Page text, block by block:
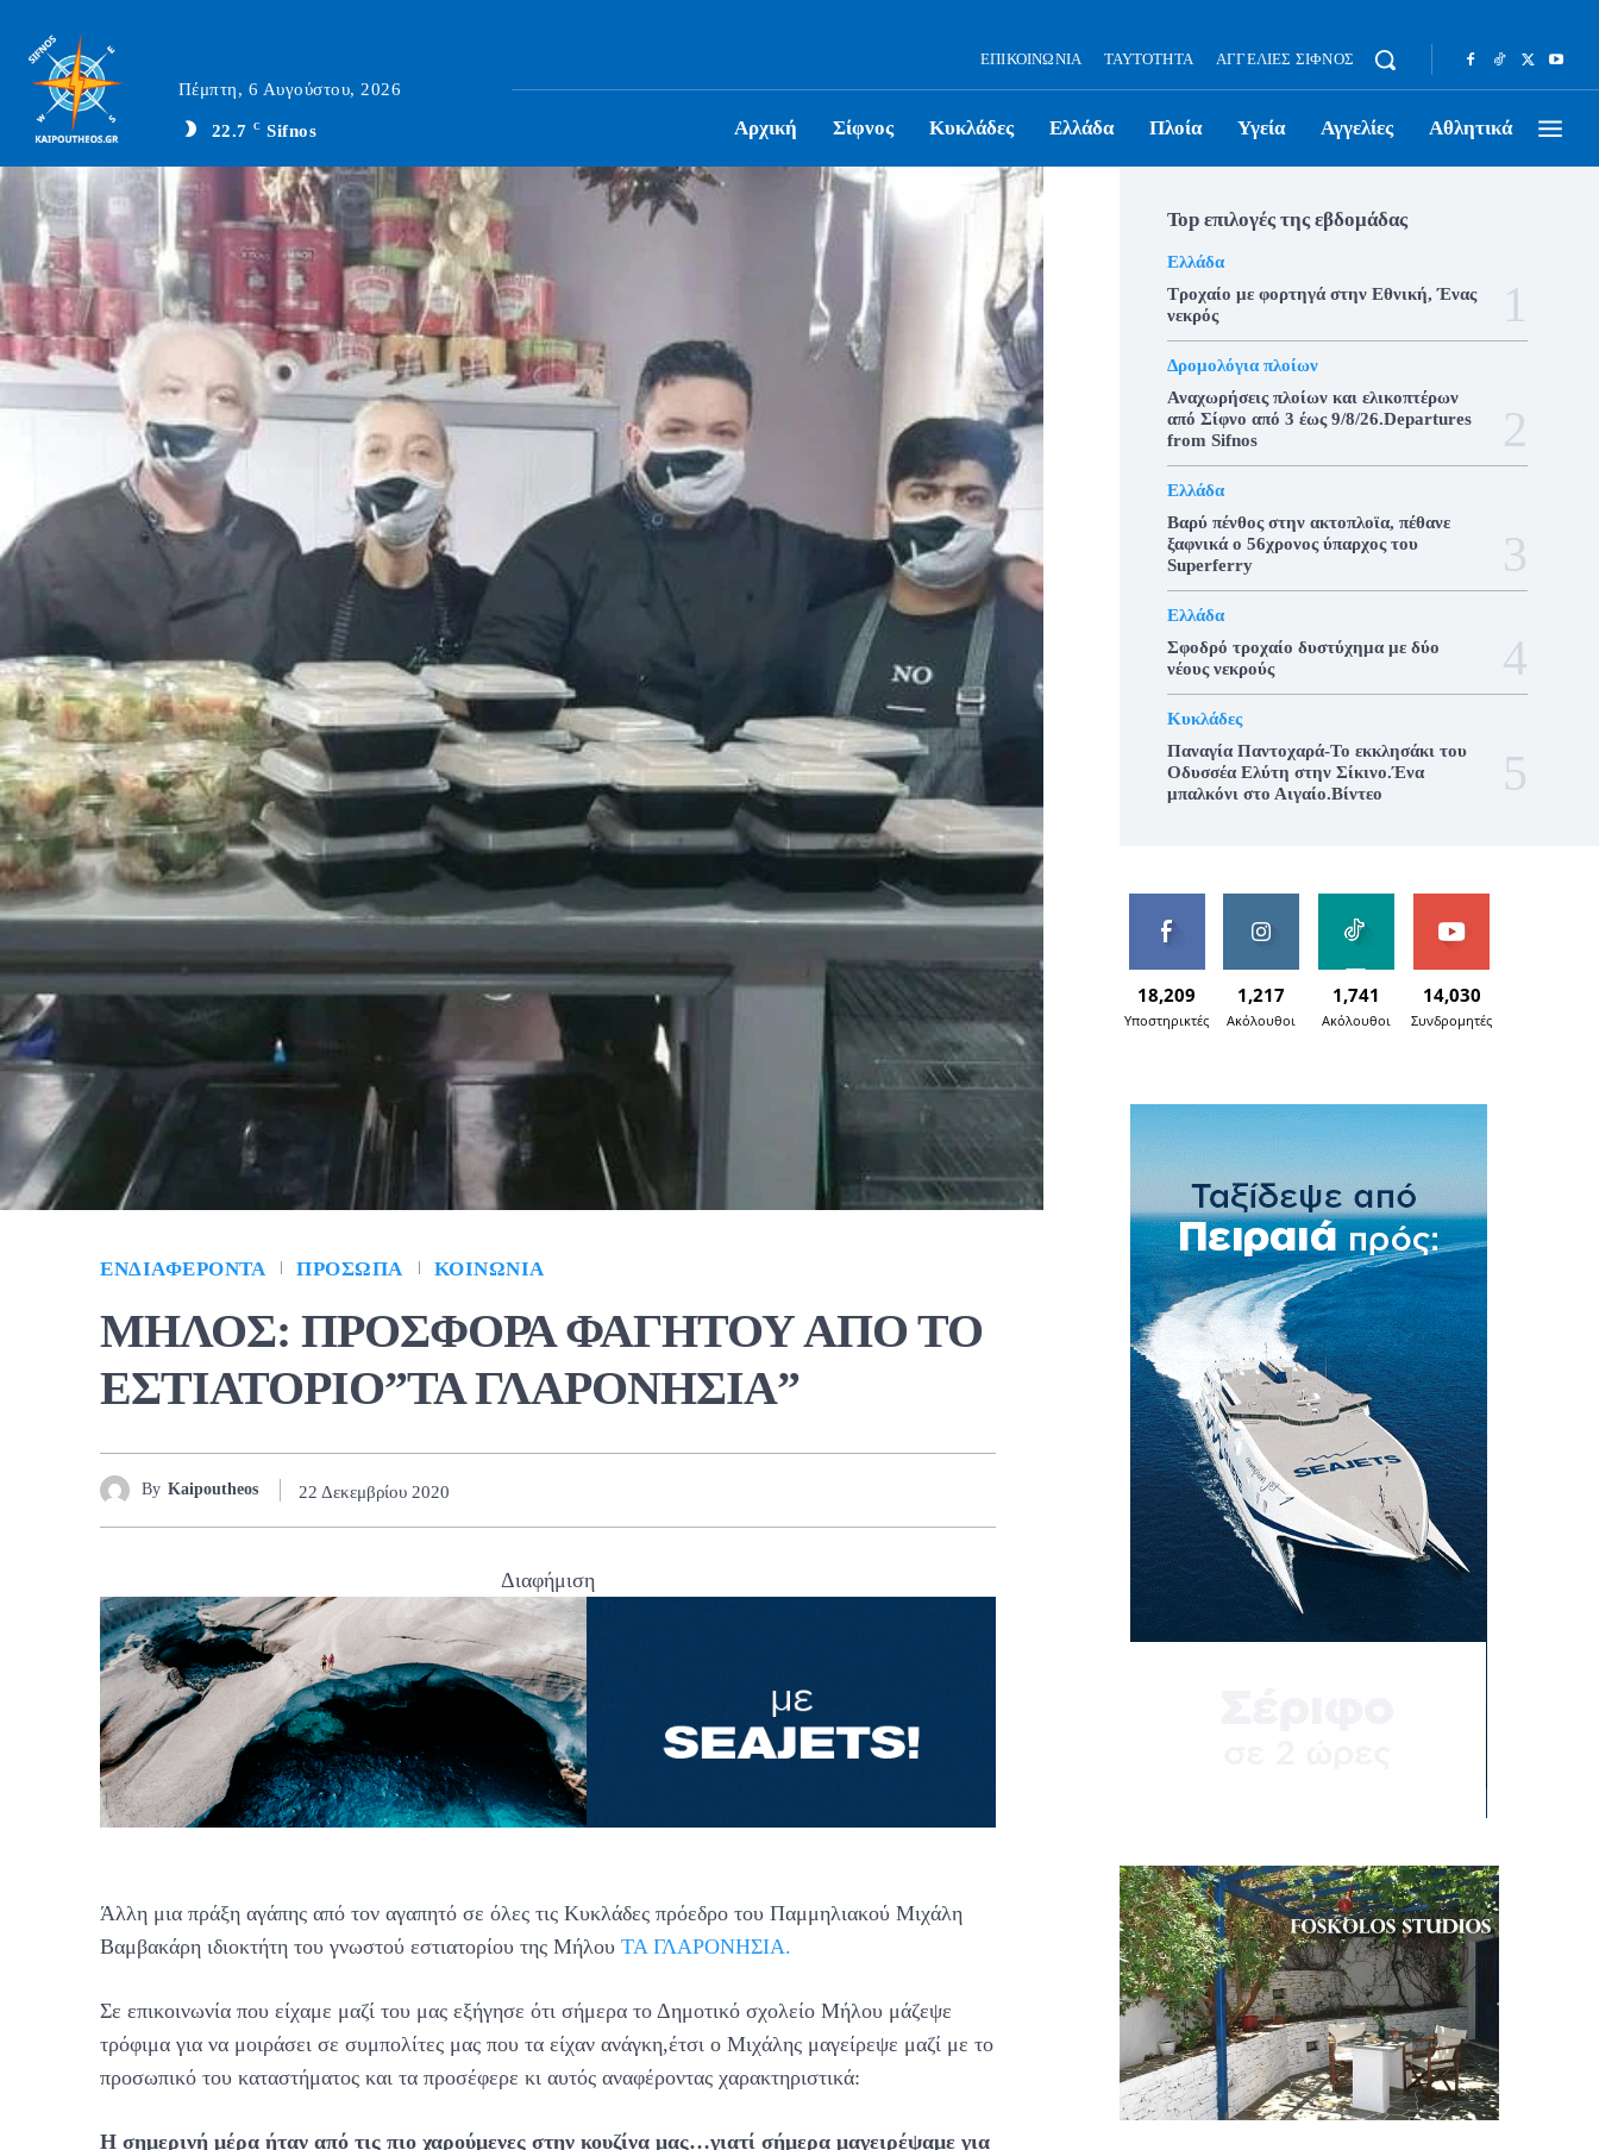
Πέμπτη, 6 Αυγούστου, 2026
22.7 C Sifnos
ΕΠΙΚΟΙΝΩΝΊΑ ΤΑΥΤΌΤΗΤΑ ΑΓΓΕΛΊΕΣ ΣΊΦΝΟΣ
Αρχική Σίφνος Κυκλάδες Ελλάδα Πλοία Υγεία Αγγελίες Αθλητικά
ΕΝΔΙΑΦΈΡΟΝΤΑ ΠΡΌΣΩΠΑ ΚΟΙΝΩΝΊΑ
ΜΗΛΟΣ: ΠΡΟΣΦΟΡΑ ΦΑΓΗΤΟΥ ΑΠΟ ΤΟ
ΕΣΤΙΑΤΟΡΙΟ”ΤΑ ΓΛΑΡΟΝΗΣΙΑ”
By Kaipoutheos 22 Δεκεμβρίου 2020
Διαφήμιση
Άλλη μια πράξη αγάπης από τον αγαπητό σε όλες τις Κυκλάδες πρόεδρο του Παμμηλιακού Μιχάλη
Βαμβακάρη ιδιοκτήτη του γνωστού εστιατορίου της Μήλου ΤΑ ΓΛΑΡΟΝΗΣΙΑ.
Σε επικοινωνία που είχαμε μαζί του μας εξήγησε ότι σήμερα το Δημοτικό σχολείο Μήλου μάζεψε
τρόφιμα για να μοιράσει σε συμπολίτες μας που τα είχαν ανάγκη,έτσι ο Μιχάλης μαγείρεψε μαζί με το
προσωπικό του καταστήματος και τα προσέφερε κι αυτός αναφέροντας χαρακτηριστικά:
Η σημερινή μέρα ήταν από τις πιο χαρούμενες στην κουζίνα μας…γιατί σήμερα μαγειρέψαμε για
Top επιλογές της εβδομάδας
Ελλάδα
Τροχαίο με φορτηγά στην Εθνική, Ένας
νεκρός
Δρομολόγια πλοίων
Αναχωρήσεις πλοίων και ελικοπτέρων
από Σίφνο από 3 έως 9/8/26.Departures
from Sifnos
Ελλάδα
Βαρύ πένθος στην ακτοπλοϊα, πέθανε
ξαφνικά ο 56χρονος ύπαρχος του
Superferry
Ελλάδα
Σφοδρό τροχαίο δυστύχημα με δύο
νέους νεκρούς
Κυκλάδες
Παναγία Παντοχαρά-Το εκκλησάκι του
Οδυσσέα Ελύτη στην Σίκινο.Ένα
μπαλκόνι στο Αιγαίο.Βίντεο
18,209
Υποστηρικτές
1,217
Ακόλουθοι
1,741
Ακόλουθοι
14,030
Συνδρομητές